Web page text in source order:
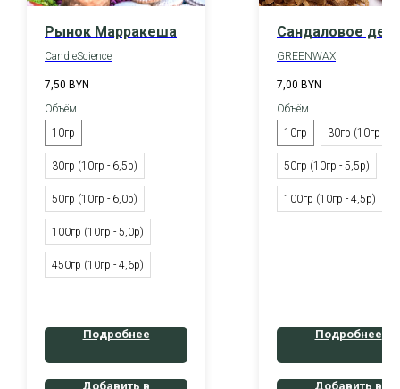
Рынок Марракеша
CandleScience
7,50 BYN
Объём
10гр
30гр (10гр - 6,5р)
50гр (10гр - 6,0р)
100гр (10гр - 5,0р)
450гр (10гр - 4,6р)
Подробнее
Добавить в
Сандаловое
GREENWAX
7,00 BYN
Объём
10гр
30гр (10гр -
50гр (10гр - 5,5р)
100гр (10гр - 4,5р)
Подробнее
Добавить в